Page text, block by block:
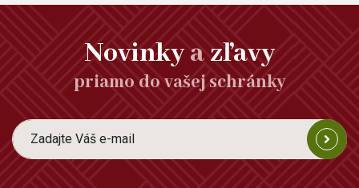
Novinkyazľavy
priamo do vašej schránky